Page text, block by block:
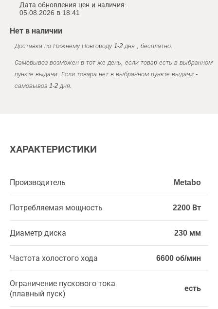
Дата обновления цен и наличия:
05.08.2026 в 18:41
Нет в наличии
Доставка по Нижнему Новгороду 1-2 дня , бесплатно.
Самовывоз возможен в тот же день, если товар есть в выбранном
пункте выдачи. Если товара нет в выбранном пункте выдачи -
самовывоз 1-2 дня.
ХАРАКТЕРИСТИКИ
Производитель Metabo
Потребляемая мощность 2200 Вт
Диаметр диска 230 мм
Частота холостого хода 6600 об/мин
Ограничение пускового тока
(плавный пуск)
есть